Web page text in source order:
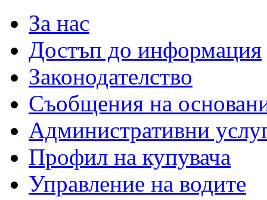
За нас
Достъп до информация
Законодателство
Съобщения на
Административни
Профил на купувача
Управление на водите